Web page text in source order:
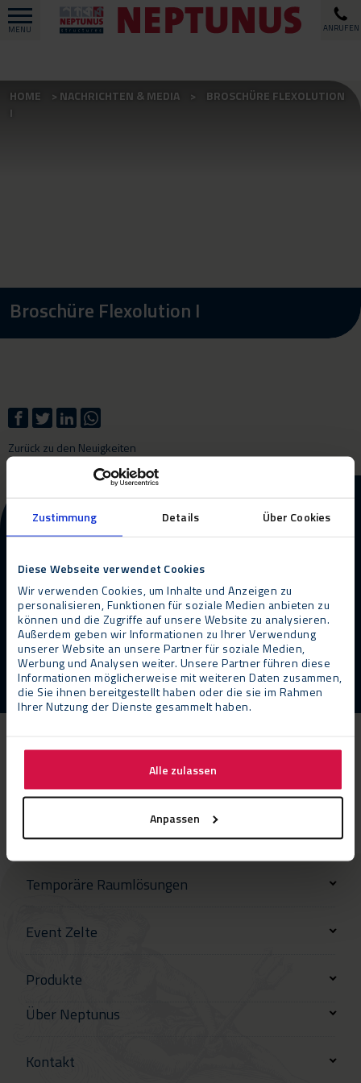
Zustimmung Details Über Cookies
Diese Webseite verwendet Cookies
Wir verwenden Cookies, um Inhalte und Anzeigen zu
personalisieren, Funktionen für soziale Medien anbieten zu
können und die Zugriffe auf unsere Website zu analysieren.
Außerdem geben wir Informationen zu Ihrer Verwendung
unserer Website an unsere Partner für soziale Medien,
Werbung und Analysen weiter. Unsere Partner führen diese
Informationen möglicherweise mit weiteren Daten zusammen,
die Sie ihnen bereitgestellt haben oder die sie im Rahmen
Ihrer Nutzung der Dienste gesammelt haben.
Alle zulassen
Anpassen
MENU ANRUFEN
HOME NACHRICHTEN & MEDIA
BROSCHÜRE FLEXOLUTION
I
Broschüre Flexolution I
Zurück zu den Neuigkeiten
Weitere Informationen zu
unseren Produkten und
Dienstleistungen?
Kontakt Rückruf anfordern
Temporäre Raumlösungen
Event Zelte
Produkte
Über Neptunus
Kontakt